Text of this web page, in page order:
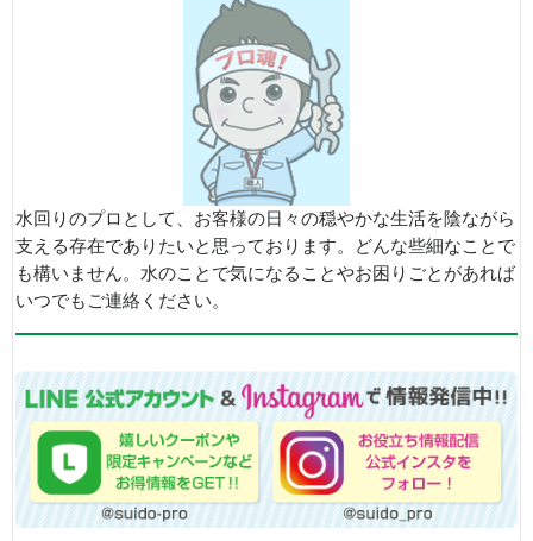
水回りのプロとして、お客様の日々の穏やかな生活を陰ながら
支える存在でありたいと思っております。どんな些細なことで
も構いません。水のことで気になることやお困りごとがあれば
いつでもご連絡ください。